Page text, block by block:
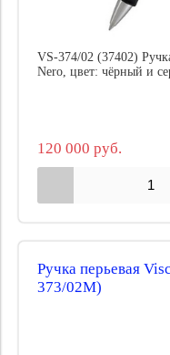
VS-374/02 (37402)
Nero, цвет: чёрный и
120 000 руб.
Ручка перьевая
373/02M)